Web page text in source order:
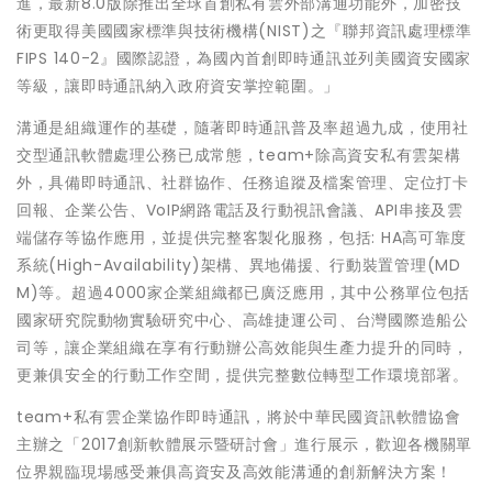
術更取得美國國家標準與技術機構(NIST)之『聯邦資訊處理標準
FIPS 140-2』國際認證，為國內首創即時通訊並列美國資安國家
等級，讓即時通訊納入政府資安掌控範圍。」
溝通是組織運作的基礎，隨著即時通訊普及率超過九成，使用社
交型通訊軟體處理公務已成常態，team+除高資安私有雲架構
外，具備即時通訊、社群協作、任務追蹤及檔案管理、定位打卡
回報、企業公告、VoIP網路電話及行動視訊會議、API串接及雲
端儲存等協作應用，並提供完整客製化服務，包括: HA高可靠度
系統(High-Availability)架構、異地備援、行動裝置管理(MD
M)等。超過4000家企業組織都已廣泛應用，其中公務單位包括
國家研究院動物實驗研究中心、高雄捷運公司、台灣國際造船公
司等，讓企業組織在享有行動辦公高效能與生產力提升的同時，
更兼俱安全的行動工作空間，提供完整數位轉型工作環境部署。
team+私有雲企業協作即時通訊，將於中華民國資訊軟體協會
主辦之「2017創新軟體展示暨研討會」進行展示，歡迎各機關單
位界親臨現場感受兼俱高資安及高效能溝通的創新解決方案！